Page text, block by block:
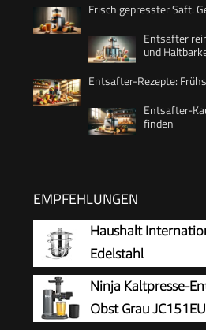
Frisch gepresster Saft:
Entsafter
und
Entsafter-Rezepte:
Entsafter-
finden
EMPFEHLUNGEN
Haushalt
Edelstahl
Ninja Kaltpresse-
Obst Grau